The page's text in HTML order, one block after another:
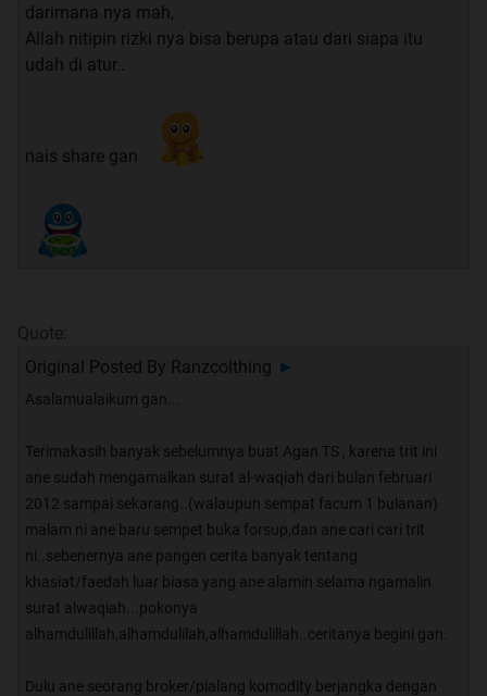
darimana nya mah,
Allah nitipin rizki nya bisa berupa atau dari siapa itu
udah di atur..
nais share gan
Quote:
Original Posted By Ranzcolthing ►
Asalamualaikum gan...
Terimakasih banyak sebelumnya buat Agan TS , karena trit ini
ane sudah mengamalkan surat al-waqiah dari bulan februari
2012 sampai sekarang..(walaupun sempat facum 1 bulanan)
malam ni ane baru sempet buka forsup,dan ane cari cari trit
ni..sebenernya ane pangen cerita banyak tentang
khasiat/faedah luar biasa yang ane alamin selama ngamalin
surat alwaqiah...pokonya
alhamdulillah,alhamdulilah,alhamdulillah..ceritanya begini gan.
Dulu ane seorang broker/pialang komodity berjangka dengan